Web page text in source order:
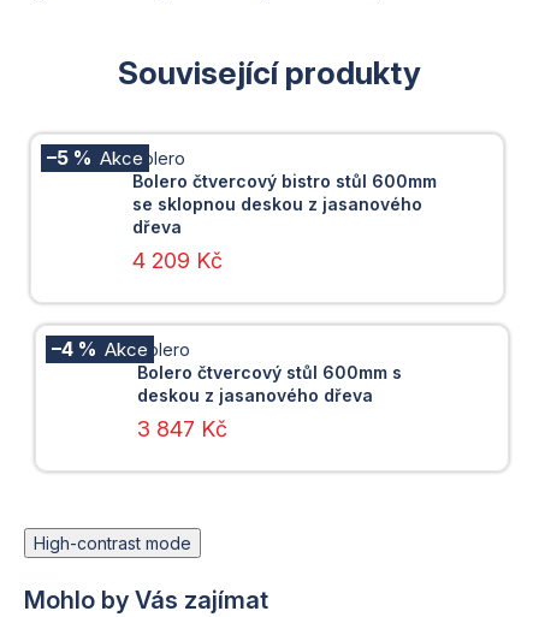
Související produkty
Bolero čtvercový bistro stůl 600mm
se sklopnou deskou z jasanového
dřeva
Bolero
–5 %
4 209 Kč
Bolero čtvercový stůl 600mm s
deskou z jasanového dřeva
Bolero
–4 %
3 847 Kč
High-contrast mode
Mohlo by Vás zajímat